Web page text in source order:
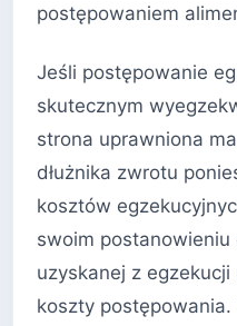
postępowaniem
Jeśli postępowanie
skutecznym
strona uprawniona
dłużnika zwrotu
kosztów
swoim
uzyskanej z
koszty postępowania.